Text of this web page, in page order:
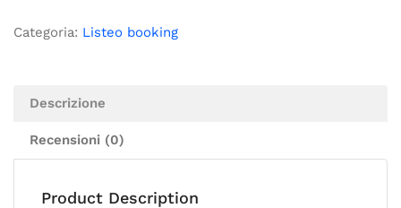
Categoria: Listeo booking
Descrizione
Recensioni (0)
Product Description